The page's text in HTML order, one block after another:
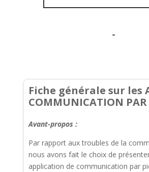
-
Fiche générale sur les
COMMUNICATION PAR
Avant-propos :
Par rapport aux troubles de la
nous avons fait le choix de
application de communication par